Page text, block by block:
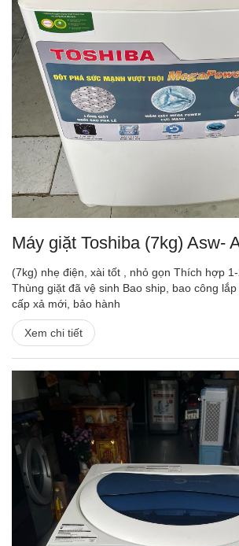
Máy giặt Toshiba (7kg) Asw-
(7kg) nhẹ điện, xài tốt , nhỏ gọn Thích hợp
Thùng giặt đã vệ sinh Bao ship, bao công
cấp xả mới, bảo hành
Xem chi tiết